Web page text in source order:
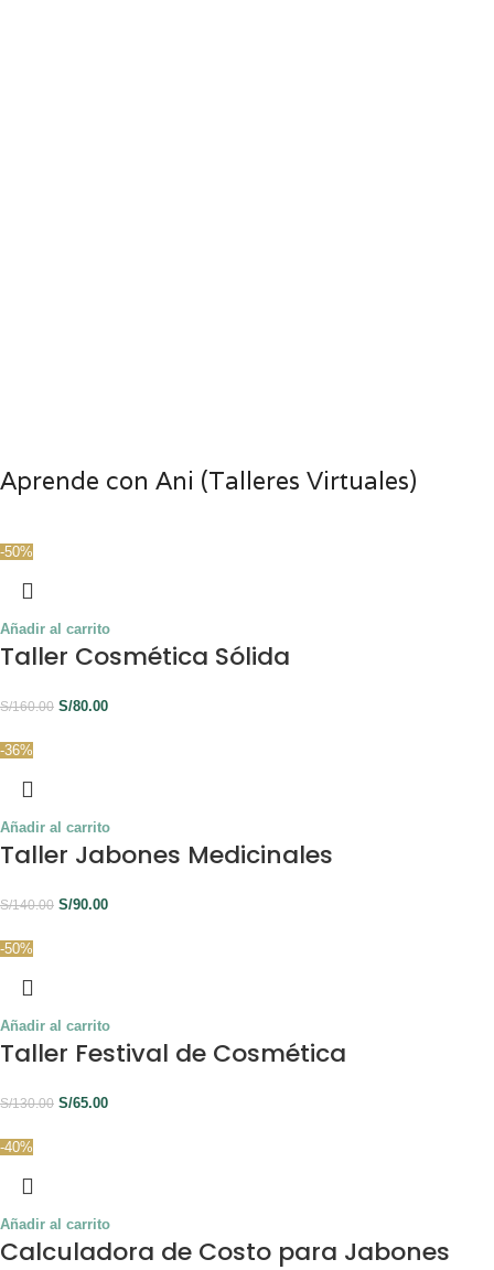
Aprende con Ani (Talleres Virtuales)
-50%
Añadir al carrito
Taller Cosmética Sólida
S/160.00 S/80.00
-36%
Añadir al carrito
Taller Jabones Medicinales
S/140.00 S/90.00
-50%
Añadir al carrito
Taller Festival de Cosmética
S/130.00 S/65.00
-40%
Añadir al carrito
Calculadora de Costo para Jabones